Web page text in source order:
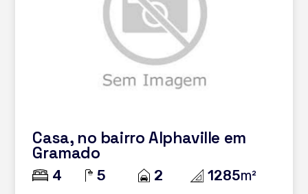
Casa, no bairro Alphaville em
Gramado
4 5 2 1285m²